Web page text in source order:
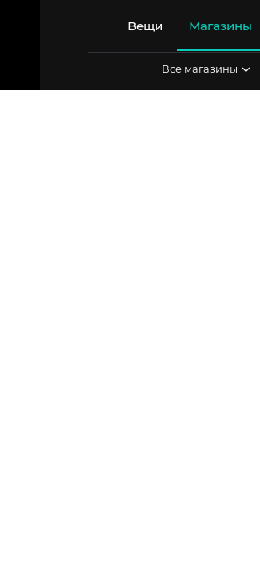
Вещи Магазины
Все магазины